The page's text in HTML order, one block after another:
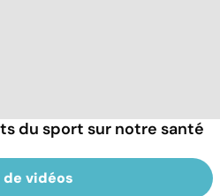
du sport sur notre santé
de vidéos